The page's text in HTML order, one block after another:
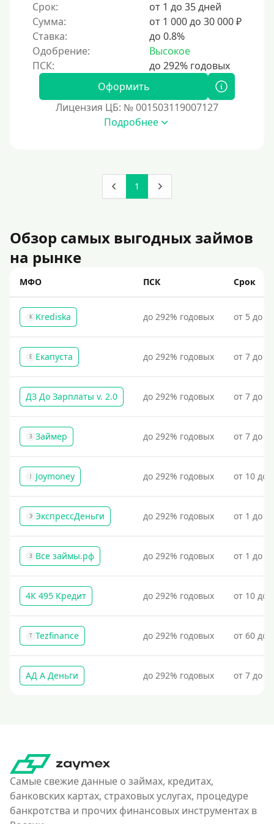
До зарплаты
Для ИП
Для бизнеса
Документы
Без документов
По водительскому удостоверению
По паспорту
Без паспорта
По фото
Без фото
Без подтверждения дохода
Без справок и поручителей
Без посредников
Процент
Под 1 %
С пролонгацией (продлением)
Под высокий процент
Без комиссии
В рассрочку
С ежемесячным платежом
Бесплатно
Под низкий процент
Без процентов
Первый кредит без переплат
Без процентов на 30 дней
Под 0 %
Условия
Повторный
Надежные
Без обмана
Без предоплат
Срок:
от 1 до 35 дней
Сумма:
от 1 000 до 30 000 ₽
Ставка:
до 0.8%
Одобрение:
Высокое
Оформить
Лицензия ЦБ: № 001503119007127
Подробнее
1
Обзор самых выгодных займов
на рынке
МФО ПСК Срок
K Krediska до 292% годовых от 5 до
Е Екапуста до 292% годовых от 7 до
ДЗ До Зарплаты v. 2.0 до 292% годовых от 7 до
З Займер до 292% годовых от 7 до
J Joymoney до 292% годовых от 10 до
Э ЭкспрессДеньги до 292% годовых от 1 до
З Все займы.рф до 292% годовых от 1 до
4К 495 Кредит до 292% годовых от 10 до
T Tezfinance до 292% годовых от 60 до
АД А Деньги до 292% годовых от 7 до
Самые свежие данные о займах, кредитах,
банковских картах, страховых услугах, процедуре
банкротства и прочих финансовых инструментах в